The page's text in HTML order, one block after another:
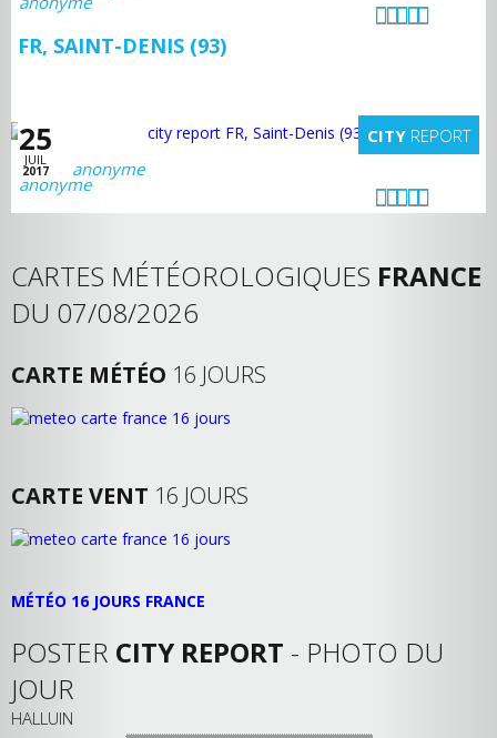
FR, SAINT-DENIS (93)
25
JUIL
2017
CITY REPORT
anonyme
CARTES MÉTÉOROLOGIQUES FRANCE
DU 07/08/2026
CARTE MÉTÉO 16 JOURS
CARTE VENT 16 JOURS
MÉTÉO 16 JOURS FRANCE
POSTER CITY REPORT - PHOTO DU
JOUR
HALLUIN